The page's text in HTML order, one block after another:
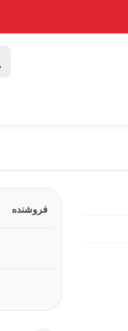
فروشنده